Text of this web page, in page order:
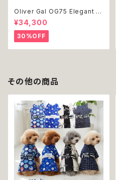
Oliver Gal OG75 Elegant E
ssentials Paris 絵 アート イ
ンテリア お祝い 贈り物 プレゼ
ント 結婚 新築 開店 周年 バー
スデイ 誕生日 ご褒美
¥34,300
30%OFF
その他の商品